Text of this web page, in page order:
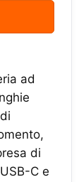
ad
di
C e